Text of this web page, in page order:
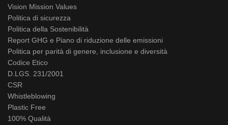
Vision Mission Values
Politica di sicurezza
Politica della Sostenibilità
Report GHG e Piano di riduzione delle emissioni
Politica per parità di genere, inclusione e diversità
Codice Etico
D.LGS. 231/2001
CSR
Whistleblowing
Plastic Free
100% Qualità